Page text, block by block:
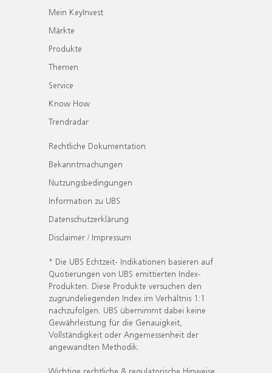
Mein KeyInvest
Märkte
Produkte
Themen
Service
Know How
Trendradar
Rechtliche Dokumentation
Bekanntmachungen
Nutzungsbedingungen
Information zu UBS
Datenschutzerklärung
Disclaimer / Impressum
* Die UBS Echtzeit- Indikationen basieren auf
Quotierungen von UBS emittierten Index-
Produkten. Diese Produkte versuchen den
zugrundeliegenden Index im Verhältnis 1:1
nachzufolgen. UBS übernimmt dabei keine
Gewährleistung für die Genauigkeit,
Vollständigkeit oder Angemessenheit der
angewandten Methodik.